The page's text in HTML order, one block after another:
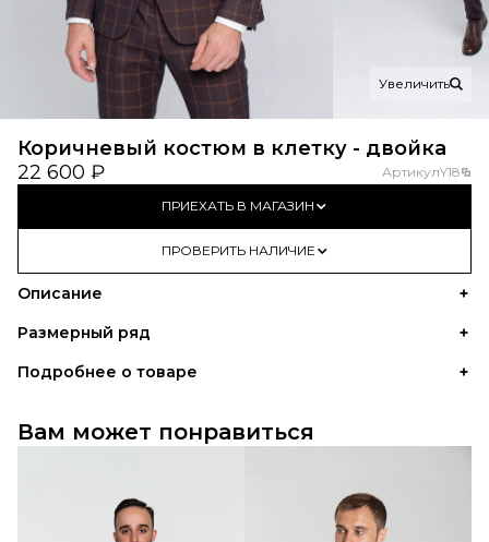
Увеличить
Коричневый костюм в клетку - двойка
22 600 ₽
АртикулY18
ПРИЕХАТЬ В МАГАЗИН
ПРОВЕРИТЬ НАЛИЧИЕ
Описание
Размерный ряд
Подробнее о товаре
Вам может понравиться